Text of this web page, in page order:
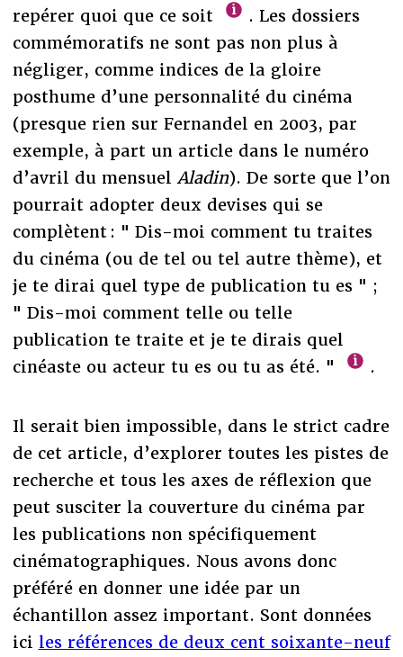
repérer quoi que ce soit
. Les dossiers
commémoratifs ne sont pas non plus à
négliger, comme indices de la gloire
posthume d’une personnalité du cinéma
(presque rien sur Fernandel en 2003, par
exemple, à part un article dans le numéro
d’avril du mensuel Aladin). De sorte que l’on
pourrait adopter deux devises qui se
complètent : " Dis-moi comment tu traites
du cinéma (ou de tel ou tel autre thème), et
je te dirai quel type de publication tu es " ;
" Dis-moi comment telle ou telle
publication te traite et je te dirais quel
cinéaste ou acteur tu es ou tu as été. "
.
Il serait bien impossible, dans le strict cadre
de cet article, d’explorer toutes les pistes de
recherche et tous les axes de réflexion que
peut susciter la couverture du cinéma par
les publications non spécifiquement
cinématographiques. Nous avons donc
préféré en donner une idée par un
échantillon assez important. Sont données
ici les références de deux cent soixante-neuf